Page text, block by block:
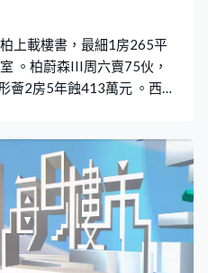
上載樓書，最細1房265平
。柏蔚森III周六賣75伙，
薈2房5年蝕413萬元 。西灣